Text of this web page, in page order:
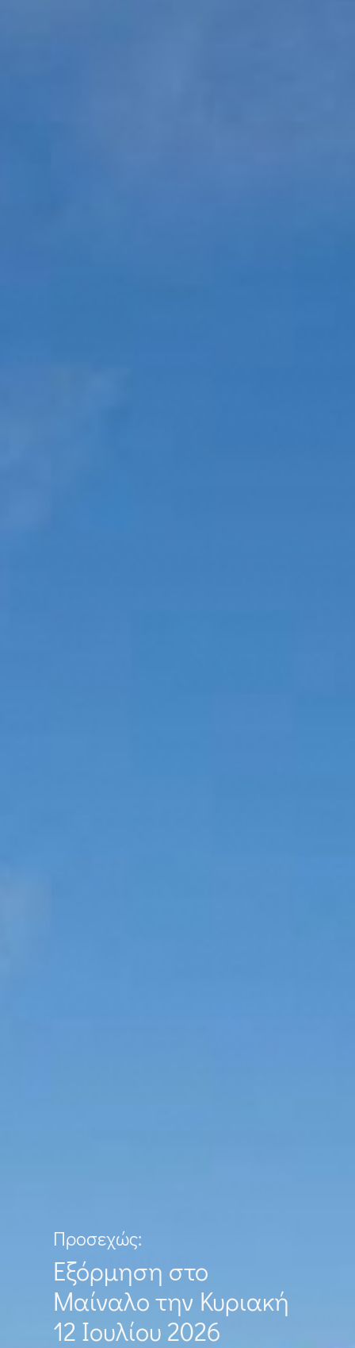
Προσεχώς:
Εξόρμηση στο
Μαίναλο την Κυριακή
12 Ιουλίου 2026